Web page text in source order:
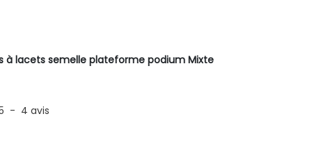
à lacets semelle plateforme podium Mixte
- 4avis